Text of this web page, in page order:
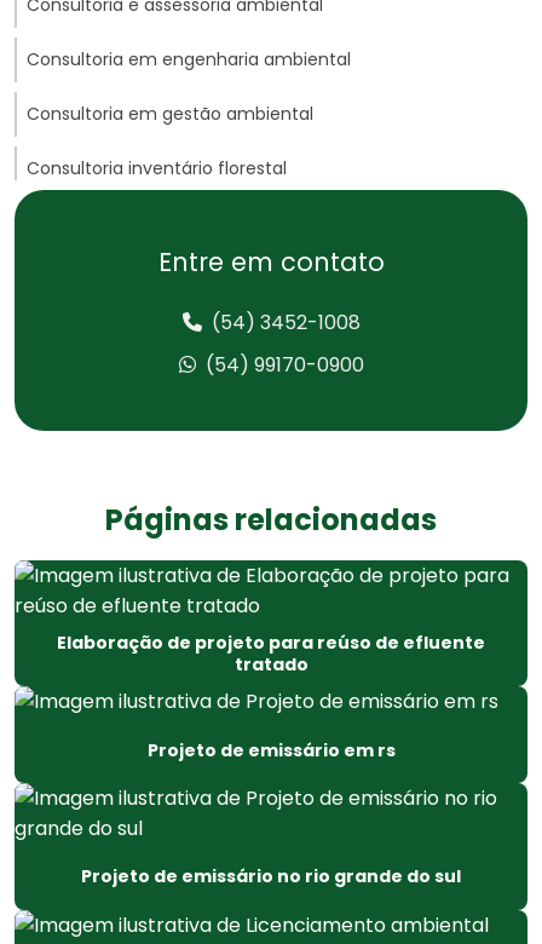
Consultoria em engenharia ambiental
Consultoria em gestão ambiental
Consultoria inventário florestal
Consultoria de meio ambiente
Consultoria técnica ambiental
Dispensa da licença ambiental
Dispensa de licença ambiental de operação
Dispensa de licença ambiental sp
Dispensa de licença de funcionamento
Dispensa de licença de operação
Elaboração de projeto de emissário
Elaboração de projeto para reúso de efluente tratado
Entre em contato
(54) 3452-1008
(54) 99170-0900
Páginas relacionadas
Elaboração de projeto para reúso de efluente
tratado
Projeto de emissário em rs
Projeto de emissário no rio grande do sul